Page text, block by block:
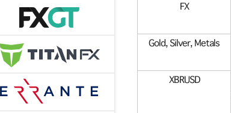
FX
Gold, Silver, Metals
XBRUSD